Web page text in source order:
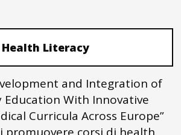
Health Literacy
and Integration of
Education With Innovative
Curricula Across Europe”